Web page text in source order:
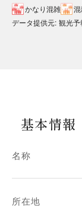
かなり混雑
データ提供元: 観光
基本情報
名称
所在地